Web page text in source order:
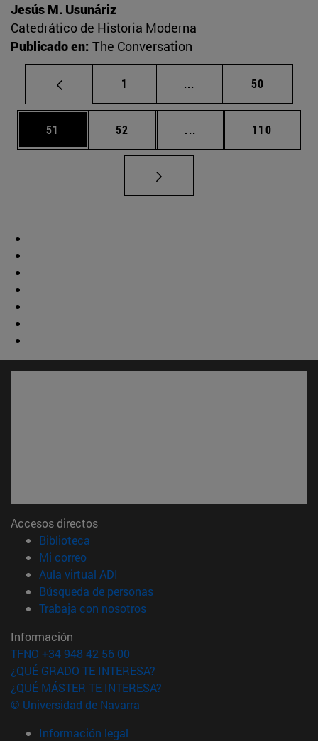
Jesús M. Usunáriz
Catedrático de Historia Moderna
Publicado en: The Conversation
Página
1 ... Páginas intermedias
Página
50
Página
51 Página
52 ... Páginas intermedias
Página
110
Accesos directos
Biblioteca
Mi correo(abre en nueva ventana)
Aula virtual ADI
Búsqueda de personas(abre en nueva ventana)
Trabaja con nosotros(abre en nueva ventana)
Información
TFNO +34 948 42 56 00
¿QUÉ GRADO TE INTERESA?
¿QUÉ MÁSTER TE INTERESA?
© Universidad de Navarra
Información legal